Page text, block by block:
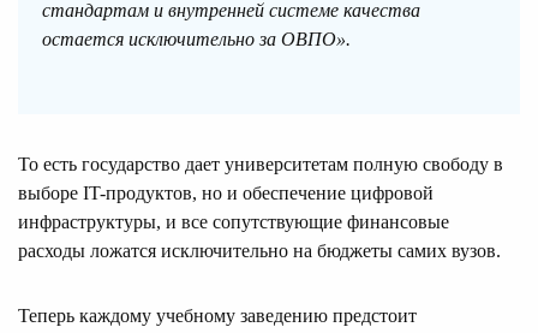
стандартам и внутренней системе качества
остается исключительно за ОВПО».
То есть государство дает университетам полную свободу в
выборе IT-продуктов, но и обеспечение цифровой
инфраструктуры, и все сопутствующие финансовые
расходы ложатся исключительно на бюджеты самих вузов.
Теперь каждому учебному заведению предстоит